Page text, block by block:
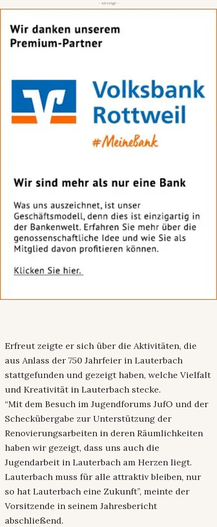
- Anzeige -
Erfreut zeigte er sich über die Aktivitäten, die
aus Anlass der 750 Jahrfeier in Lauterbach
stattgefunden und gezeigt haben, welche Vielfalt
und Kreativität in Lauterbach stecke.
“Mit dem Besuch im Jugendforums JufO und der
Scheckübergabe zur Unterstützung der
Renovierungsarbeiten in deren Räumlichkeiten
haben wir gezeigt, dass uns auch die
Jugendarbeit in Lauterbach am Herzen liegt.
Lauterbach muss für alle attraktiv bleiben, nur
so hat Lauterbach eine Zukunft”, meinte der
Vorsitzende in seinem Jahresbericht
abschließend.